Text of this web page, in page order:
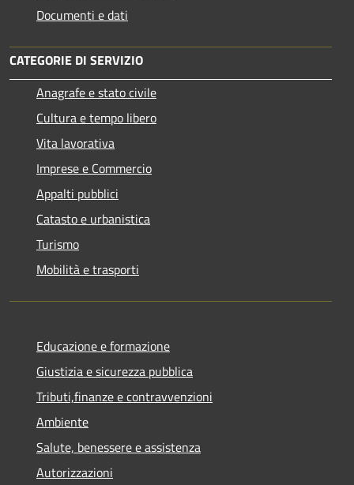
Documenti e dati
CATEGORIE DI SERVIZIO
Anagrafe e stato civile
Cultura e tempo libero
Vita lavorativa
Imprese e Commercio
Appalti pubblici
Catasto e urbanistica
Turismo
Mobilità e trasporti
Educazione e formazione
Giustizia e sicurezza pubblica
Tributi,finanze e contravvenzioni
Ambiente
Salute, benessere e assistenza
Autorizzazioni